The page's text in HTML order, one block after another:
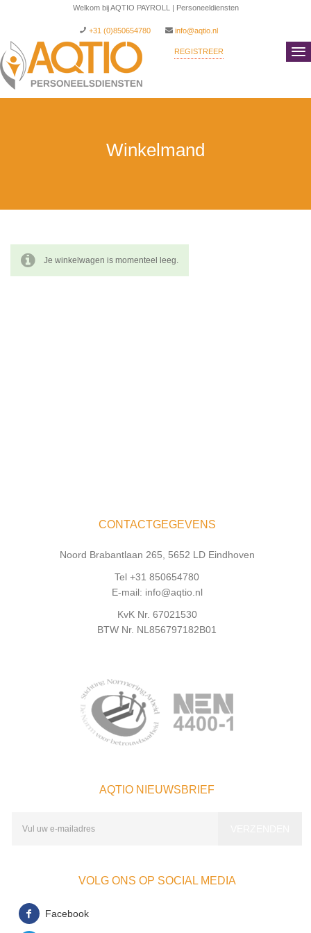
Welkom bij AQTIO PAYROLL | Personeeldiensten
+31 (0)850654780 info@aqtio.nl
REGISTREER
Winkelmand
Je winkelwagen is momenteel leeg.
CONTACTGEGEVENS
Noord Brabantlaan 265, 5652 LD Eindhoven
Tel +31 850654780
E-mail: info@aqtio.nl
KvK Nr. 67021530
BTW Nr. NL856797182B01
AQTIO NIEUWSBRIEF
VOLG ONS OP SOCIAL MEDIA
Facebook